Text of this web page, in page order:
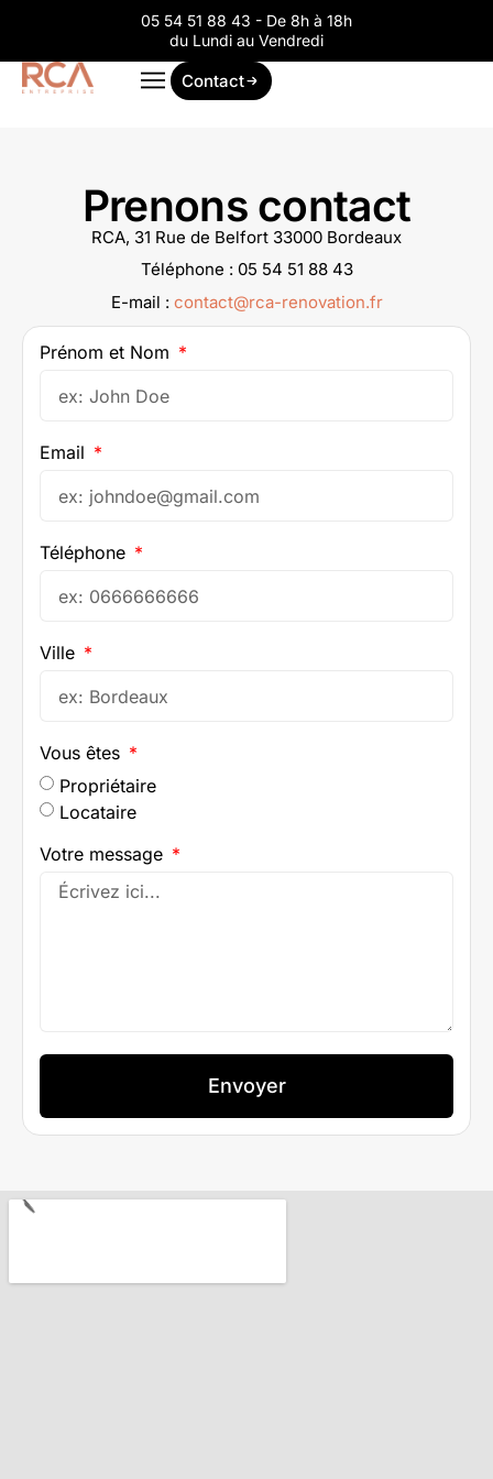
05 54 51 88 43 - De 8h à 18h
du Lundi au Vendredi
Contact
Prenons contact
RCA, 31 Rue de Belfort 33000 Bordeaux
Téléphone : 05 54 51 88 43
E-mail : contact@rca-renovation.fr
Prénom et Nom
Email
Téléphone
Ville
Vous êtes
Propriétaire
Locataire
Votre message
Envoyer